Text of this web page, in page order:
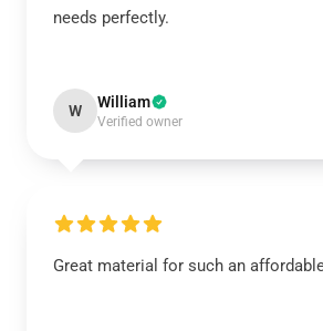
needs perfectly.
W William
Verified owner
Great material for such an